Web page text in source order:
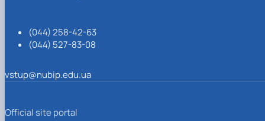
(044) 258-42-63
(044) 527-83-08
vstup@nubip.edu.ua
Official site portal